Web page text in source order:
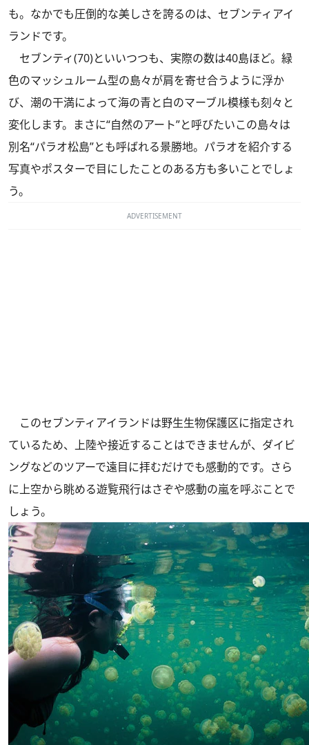
も。なかでも圧倒的な美しさを誇るのは、セブンティアイ
ランドです。
セブンティ(70)といいつつも、実際の数は40島ほど。緑
色のマッシュルーム型の島々が肩を寄せ合うように浮か
び、潮の干満によって海の青と白のマーブル模様も刻々と
変化します。まさに“自然のアート”と呼びたいこの島々は
別名“パラオ松島”とも呼ばれる景勝地。パラオを紹介する
写真やポスターで目にしたことのある方も多いことでしょ
う。
ADVERTISEMENT
このセブンティアイランドは野生生物保護区に指定され
ているため、上陸や接近することはできませんが、ダイビ
ングなどのツアーで遠目に拝むだけでも感動的です。さら
に上空から眺める遊覧飛行はさぞや感動の嵐を呼ぶことで
しょう。